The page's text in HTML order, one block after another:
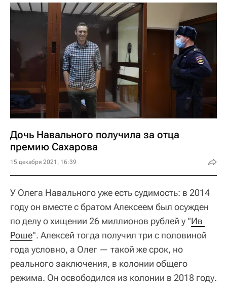
Дочь Навального получила за отца
премию Сахарова
15 декабря 2021, 16:39
У Олега Навального уже есть судимость: в 2014
году он вместе с братом Алексеем был осужден
по делу о хищении 26 миллионов рублей у "Ив
Роше". Алексей тогда получил три с половиной
года условно, а Олег — такой же срок, но
реального заключения, в колонии общего
режима. Он освободился из колонии в 2018 году.